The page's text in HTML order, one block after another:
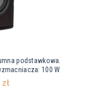
podstawkowa.
100 W